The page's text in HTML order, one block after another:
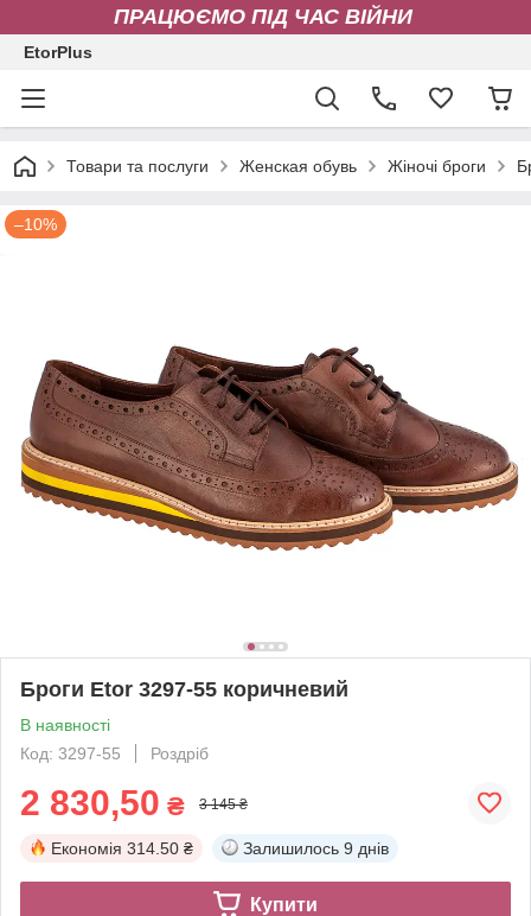
ПРАЦЮЄМО ПІД ЧАС ВІЙНИ
EtorPlus
Товари та послуги Женская обувь Жіночі броги
–10%
Броги Etor 3297-55 коричневий
В наявності
Код: 3297-55
Роздріб
2 830,50 ₴ 3 145 ₴
Економія 314.50 ₴ Залишилось 9 днів
Купити